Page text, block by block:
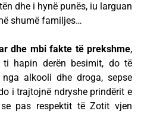
dhe i hynë punës, iu larguan
shumë familjes…
dhe mbi fakte të prekshme,
hapin derën besimit, do të
alkooli dhe droga, sepse
i trajtojnë ndryshe prindërit e
pas respektit të Zotit vjen